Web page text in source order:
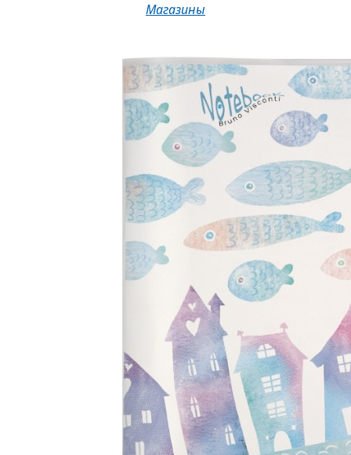
Магазины